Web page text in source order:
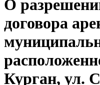
О
договора
Курган, ул.